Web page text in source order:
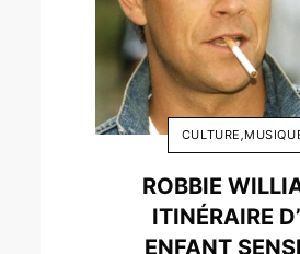
CULTURE
ROBBIE
ITINÉRAIRE
ENFANT